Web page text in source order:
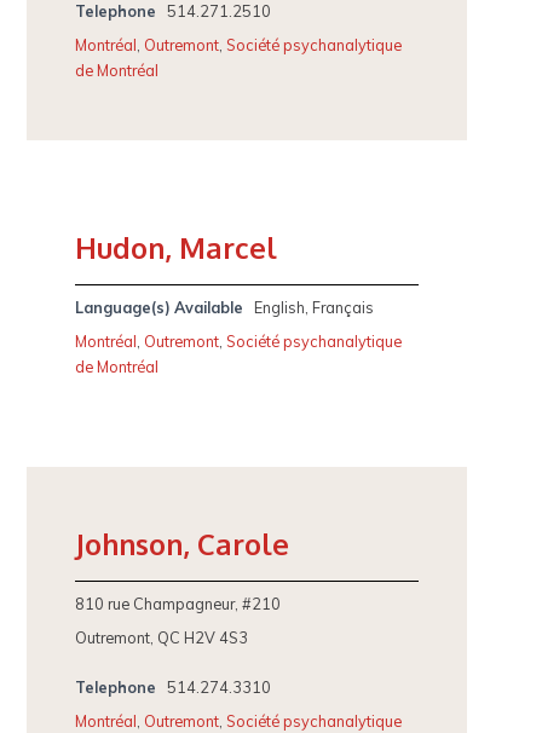
Telephone
514.271.2510
Montréal, Outremont, Société psychanalytique
de Montréal
Hudon, Marcel
Language(s) Available
English, Français
Montréal, Outremont, Société psychanalytique
de Montréal
Johnson, Carole
810 rue Champagneur, #210
Outremont, QC H2V 4S3
Telephone
514.274.3310
Montréal, Outremont, Société psychanalytique